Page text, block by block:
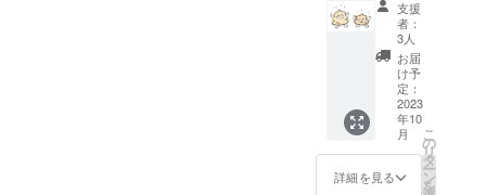
当日お
祭り会
場で直
接の受
け取り
となり
ます。 *
商品券
の有効
期限は
お祭り
してく
ださ
い） お
祭りで
使える
商品券
2000円
分、ま
たは 三
吉野さ
礼メー
ル 運
ちょこ
祭り特
製タオ
ル 支援
者の方
の張り
出し
（金
額・お
支援
者：
3人
お届
け予
定：
2023
年10
月
詳細を見る
こ
の
リ
タ
ー
ン
を